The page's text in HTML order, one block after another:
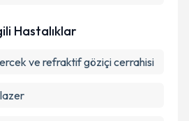
Hastalıklar
ve refraktif göziçi cerrahisi